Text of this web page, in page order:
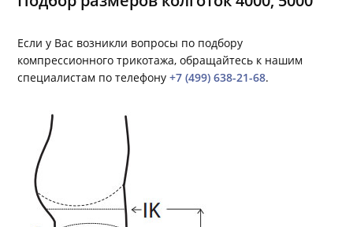
Если у Вас возникли вопросы по подбору
компрессионного трикотажа, обращайтесь к нашим
специалистам по телефону+7 (499) 638-21-68.